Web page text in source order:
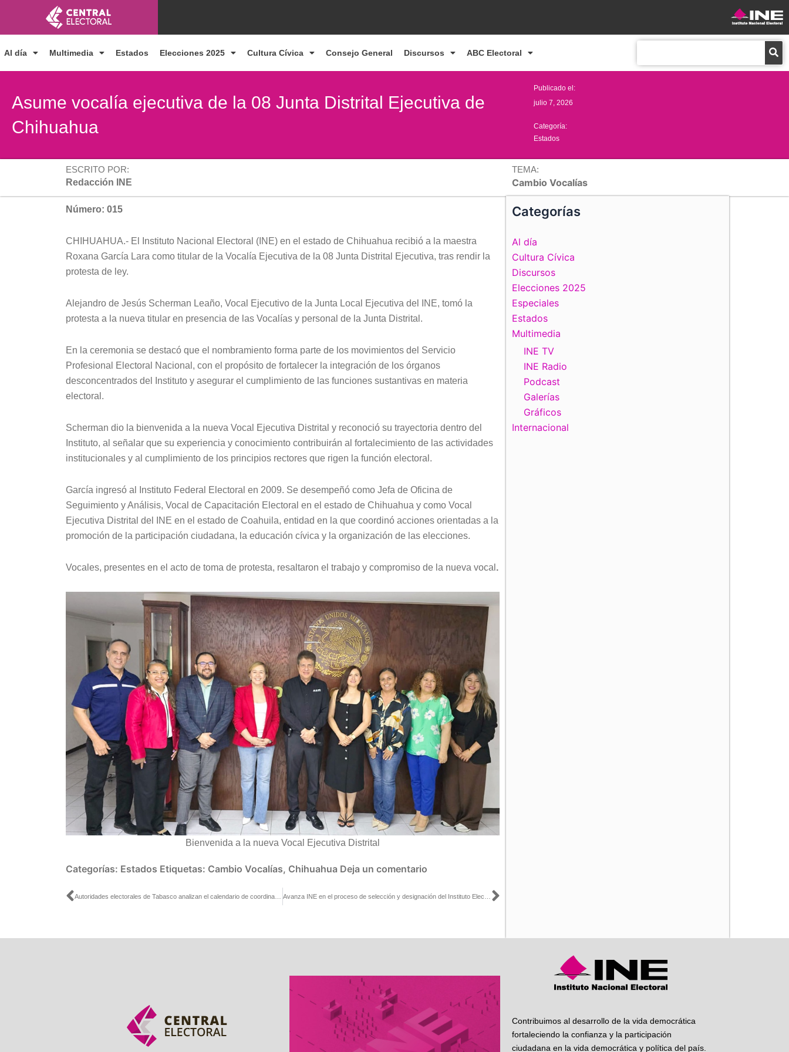
contenido
Al día Multimedia Estados Elecciones 2025 Cultura Cívica Consejo General Discursos ABC Electoral
Asume vocalía ejecutiva de la 08 Junta Distrital Ejecutiva de
Chihuahua
Publicado el:
julio 7, 2026
Categoría:
Estados
ESCRITO POR:
Redacción INE
TEMA:
Cambio Vocalías
Número: 015
CHIHUAHUA.- El Instituto Nacional Electoral (INE) en el estado de Chihuahua recibió a la maestra
Roxana García Lara como titular de la Vocalía Ejecutiva de la 08 Junta Distrital Ejecutiva, tras rendir la
protesta de ley.
Alejandro de Jesús Scherman Leaño, Vocal Ejecutivo de la Junta Local Ejecutiva del INE, tomó la
protesta a la nueva titular en presencia de las Vocalías y personal de la Junta Distrital.
En la ceremonia se destacó que el nombramiento forma parte de los movimientos del Servicio
Profesional Electoral Nacional, con el propósito de fortalecer la integración de los órganos
desconcentrados del Instituto y asegurar el cumplimiento de las funciones sustantivas en materia
electoral.
Scherman dio la bienvenida a la nueva Vocal Ejecutiva Distrital y reconoció su trayectoria dentro del
Instituto, al señalar que su experiencia y conocimiento contribuirán al fortalecimiento de las actividades
institucionales y al cumplimiento de los principios rectores que rigen la función electoral.
García ingresó al Instituto Federal Electoral en 2009. Se desempeñó como Jefa de Oficina de
Seguimiento y Análisis, Vocal de Capacitación Electoral en el estado de Chihuahua y como Vocal
Ejecutiva Distrital del INE en el estado de Coahuila, entidad en la que coordinó acciones orientadas a la
promoción de la participación ciudadana, la educación cívica y la organización de las elecciones.
Vocales, presentes en el acto de toma de protesta, resaltaron el trabajo y compromiso de la nueva vocal .
Bienvenida a la nueva Vocal Ejecutiva Distrital
Categorías: Estados Etiquetas: Cambio Vocalías, Chihuahua Deja un comentario
Ant Siguiente
Categorías
Al día
Cultura Cívica
Discursos
Elecciones 2025
Especiales
Estados
Multimedia
INE TV
INE Radio
Podcast
Galerías
Gráficos
Internacional
Contribuimos al desarrollo de la vida democrática
fortaleciendo la confianza y la participación
ciudadana en la vida democrática y política del país.